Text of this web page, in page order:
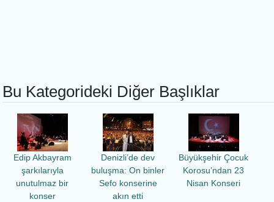
Bu Kategorideki Diğer Başlıklar
Edip Akbayram
şarkılarıyla
unutulmaz bir
konser
Denizli’de dev
buluşma: On binler
Sefo konserine
akın etti
Büyükşehir Çocuk
Korosu’ndan 23
Nisan Konseri